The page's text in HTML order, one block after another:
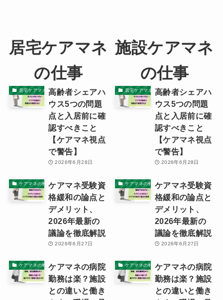
居宅ケアマネ
の仕事
居宅ケアマネの本音高齢者シェアハ
ウス5つの問題
点と入居前に確
認すべきこと
【ケアマネ視点
で警告】
2026年6月28日
ケアマネの転職ノウハウと体験記
ケアマネ受験資
格緩和の論点と
デメリット、
2026年最新の
議論を徹底解説
2026年6月27日
ケアマネの転職ノウハウと体験記
ケアマネの病院
勤務は楽？施設
との違いと働き
施設ケアマネ
の仕事
居宅ケアマネの本音高齢者シェアハ
ウス5つの問題
点と入居前に確
認すべきこと
【ケアマネ視点
で警告】
2026年6月28日
ケアマネの転職ノウハウと体験記
ケアマネ受験資
格緩和の論点と
デメリット、
2026年最新の
議論を徹底解説
2026年6月27日
ケアマネの転職ノウハウと体験記
ケアマネの病院
勤務は楽？施設
との違いと働き